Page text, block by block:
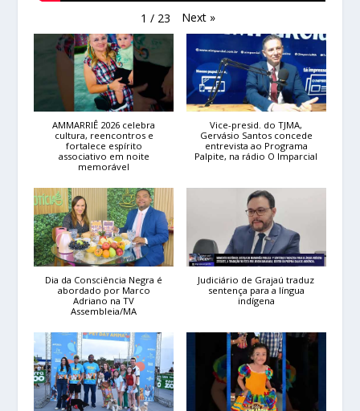
1 / 23 Next »
AMMARRIÊ 2026 celebra
cultura, reencontros e
fortalece espírito
associativo em noite
memorável
Vice-presid. do TJMA,
Gervásio Santos concede
entrevista ao Programa
Palpite, na rádio O Imparcial
Dia da Consciência Negra é
abordado por Marco
Adriano na TV
Assembleia/MA
Judiciário de Grajaú traduz
sentença para a língua
indígena